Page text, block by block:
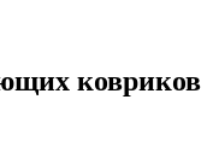
ковриков